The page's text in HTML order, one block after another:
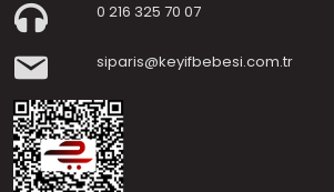
0 216 325 70 07
siparis@keyifbebesi.com.tr